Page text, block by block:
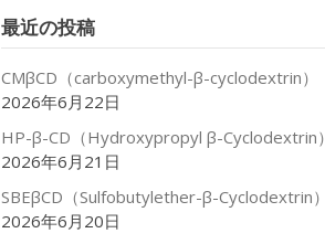
ブ
最近の投稿
CMβCD（carboxymethyl-β-cyclodextrin）
2026年6月22日
HP-β-CD（Hydroxypropyl β-Cyclodextrin）
2026年6月21日
SBEβCD（Sulfobutylether-β-Cyclodextrin）
2026年6月20日